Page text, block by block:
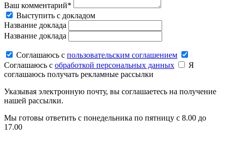
Ваш комментарий*
Выступить с докладом
Название доклада
Название доклада
Соглашаюсь c пользовательским соглашением
Соглашаюсь c обработкой персональных данных
Я
соглашаюсь получать рекламные рассылки
Указывая электронную почту, вы соглашаетесь на получение
нашей рассылки.
Мы готовы ответить с понедельника по пятницу с 8.00 до
17.00